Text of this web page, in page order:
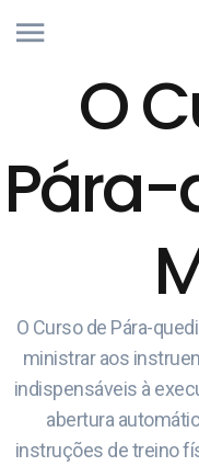
O
O Curso de Pára-
ministrar aos
indispensáveis à
abertura
instruções de treino